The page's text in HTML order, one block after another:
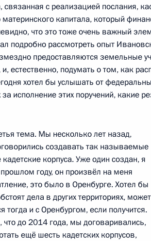
по развитию гражданского
15:45 Нальчик
встреча Дмитрия Медведева с
Кальми-Ре
14:00
понедельник
встретился с участниками
17:00 Сочи
с реализацией послания,
материнского капитала, который
что это тоже очень важный
подробно рассмотреть опыт
предоставляются земельные
естественно, подумать о том, как
хотел бы услышать от
исполнение этих поручений, какие
тема. Мы несколько лет назад,
создавать так называемые
кадетские корпуса. Уже один создан, я
году, он произвёл на меня
это было в Оренбурге. Хотел бы
дела в других территориях, может
тогда и с Оренбургом, если получится.
до 2014 года, мы договаривались,
ещё шесть кадетских корпусов,